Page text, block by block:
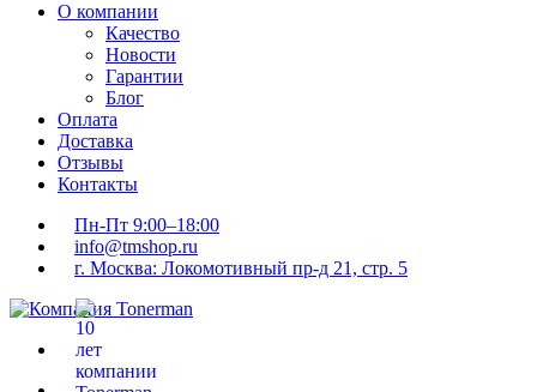
О компании
Качество
Новости
Гарантии
Блог
Оплата
Доставка
Отзывы
Контакты
Пн-Пт 9:00–18:00
info@tmshop.ru
г. Москва: Локомотивный пр-д 21, стр. 5